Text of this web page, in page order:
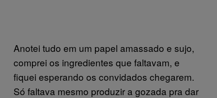
Anotei tudo em um papel amassado e sujo,
comprei os ingredientes que faltavam, e
fiquei esperando os convidados chegarem.
Só faltava mesmo produzir a gozada pra dar